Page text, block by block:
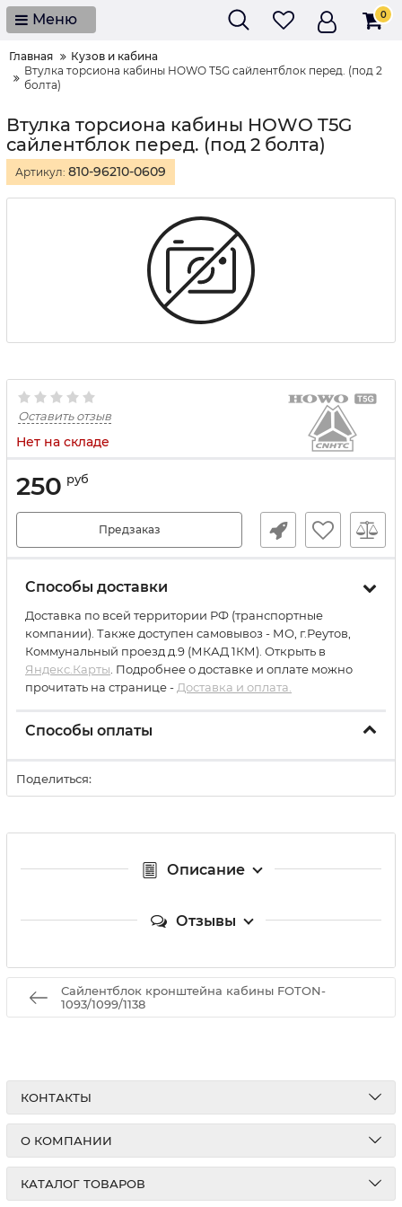
Меню 0
Главная
Кузов и кабина
Втулка торсиона кабины HOWO T5G сайлентблок перед. (под 2
болта)
Втулка торсиона кабины HOWO T5G
сайлентблок перед. (под 2 болта)
Артикул: 810-96210-0609
Оставить отзыв
Нет на складе
250 руб
Предзаказ
Способы доставки
Доставка по всей территории РФ (транспортные
компании). Также доступен самовывоз - МО, г.Реутов,
Коммунальный проезд д.9 (МКАД 1КМ). Открыть в
Яндекс.Карты . Подробнее о доставке и оплате можно
прочитать на странице - Доставка и оплата.
Способы оплаты
Поделиться:
Описание
Отзывы
Сайлентблок кронштейна кабины FOTON-
1093/1099/1138
КОНТАКТЫ
О КОМПАНИИ
КАТАЛОГ ТОВАРОВ